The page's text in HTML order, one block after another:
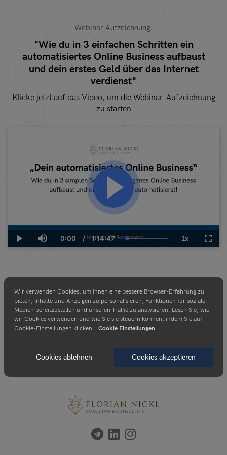
Webinar Aufzeichnung:
"Wie du in 3 einfachen Schritten ein
automatisiertes Online Business aufbaust
und dein erstes Geld über das Internet
verdienst"
Klicke jetzt auf das Video, um die Webinar-Aufzeichnung
zu starten
Play Mute
Current
Time
0:00 / Duration
1:14:47 Loaded
100.00%
1xPlayback
Rate
Wir verwenden Cookies, um Ihnen eine bessere Browser-Erfahrung zu
bieten, Inhalte und Anzeigen zu personalisieren, Funktionen für soziale
Medien bereitzustellen und unseren Traffic zu analysieren. Lesen Sie, wie
wir Cookies verwenden und wie Sie sie steuern können, indem Sie auf
Cookie-Einstellungen klicken. Cookie Einstellungen
Cookies ablehnen Cookies akzeptieren